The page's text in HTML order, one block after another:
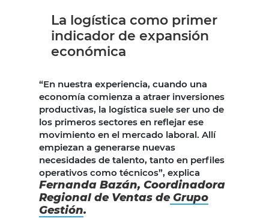
La logística como primer
indicador de expansión
económica
“En nuestra experiencia, cuando una
economía comienza a atraer inversiones
productivas, la logística suele ser uno de
los primeros sectores en reflejar ese
movimiento en el mercado laboral. Allí
empiezan a generarse nuevas
necesidades de talento, tanto en perfiles
operativos como técnicos”, explica
Fernanda Bazán, Coordinadora
Regional de Ventas deGrupo
Gestión.